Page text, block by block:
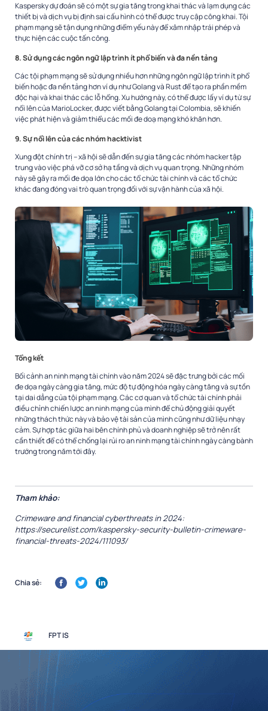
Kaspersky dự đoán sẽ có một sự gia tăng trong khai thác và lạm dụng các
thiết bị và dịch vụ bị định sai cấu hình có thể được truy cập công khai. Tội
phạm mạng sẽ tận dụng những điểm yếu này để xâm nhập trái phép và
thực hiện các cuộc tấn công.
8. Sử dụng các ngôn ngữ lập trình ít phổ biến và đa nền tảng
Các tội phạm mạng sẽ sử dụng nhiều hơn những ngôn ngữ lập trình ít phổ
biến hoặc đa nền tảng hơn ví dụ như Golang và Rust để tạo ra phần mềm
độc hại và khai thác các lỗ hổng. Xu hướng này, có thể được lấy ví dụ từ sự
nổi lên của MarioLocker, được viết bằng Golang tại Colombia, sẽ khiến
việc phát hiện và giảm thiểu các mối đe doạ mạng khó khăn hơn.
9. Sự nổi lên của các nhóm hacktivist
Xung đột chính trị – xã hội sẽ dẫn đến sự gia tăng các nhóm hacker tập
trung vào việc phá vỡ cơ sở hạ tầng và dịch vụ quan trọng. Những nhóm
này sẽ gây ra mối đe dọa lớn cho các tổ chức tài chính và các tổ chức
khác đang đóng vai trò quan trọng đối với sự vận hành của xã hội.
Tổng kết
Bối cảnh an ninh mạng tài chính vào năm 2024 sẽ đặc trưng bởi các mối
đe dọa ngày càng gia tăng, mức độ tự động hóa ngày càng tăng và sự tồn
tại dai dẳng của tội phạm mạng. Các cơ quan và tổ chức tài chính phải
điều chỉnh chiến lược an ninh mạng của mình để chủ động giải quyết
những thách thức này và bảo vệ tài sản của mình cũng như dữ liệu nhạy
cảm. Sự hợp tác giữa hai bên chính phủ và doanh nghiệp sẽ trở nên rất
cần thiết để có thể chống lại rủi ro an ninh mạng tài chính ngày càng bành
trướng trong năm tới đây.
Tham khảo:
Crimeware and financial cyberthreats in 2024:
https://securelist.com/kaspersky-security-bulletin-crimeware-
financial-threats-2024/111093/
Chia sẻ:
FPT IS